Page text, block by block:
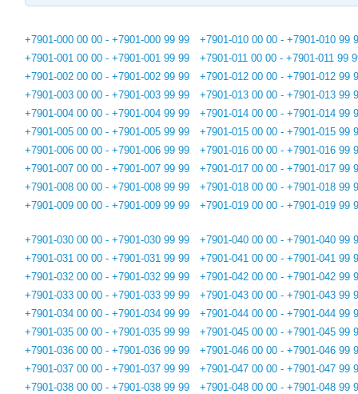
+7901-000 00 00 - +7901-000 99 99
+7901-001 00 00 - +7901-001 99 99
+7901-002 00 00 - +7901-002 99 99
+7901-003 00 00 - +7901-003 99 99
+7901-004 00 00 - +7901-004 99 99
+7901-005 00 00 - +7901-005 99 99
+7901-006 00 00 - +7901-006 99 99
+7901-007 00 00 - +7901-007 99 99
+7901-008 00 00 - +7901-008 99 99
+7901-009 00 00 - +7901-009 99 99
+7901-010 00 00 - +7901-010 99
+7901-011 00 00 - +7901-011 99
+7901-012 00 00 - +7901-012 99
+7901-013 00 00 - +7901-013 99
+7901-014 00 00 - +7901-014 99
+7901-015 00 00 - +7901-015 99
+7901-016 00 00 - +7901-016 99
+7901-017 00 00 - +7901-017 99
+7901-018 00 00 - +7901-018 99
+7901-019 00 00 - +7901-019 99
+7901-030 00 00 - +7901-030 99 99
+7901-031 00 00 - +7901-031 99 99
+7901-032 00 00 - +7901-032 99 99
+7901-033 00 00 - +7901-033 99 99
+7901-034 00 00 - +7901-034 99 99
+7901-035 00 00 - +7901-035 99 99
+7901-036 00 00 - +7901-036 99 99
+7901-037 00 00 - +7901-037 99 99
+7901-038 00 00 - +7901-038 99 99
+7901-040 00 00 - +7901-040 99
+7901-041 00 00 - +7901-041 99
+7901-042 00 00 - +7901-042 99
+7901-043 00 00 - +7901-043 99
+7901-044 00 00 - +7901-044 99
+7901-045 00 00 - +7901-045 99
+7901-046 00 00 - +7901-046 99
+7901-047 00 00 - +7901-047 99
+7901-048 00 00 - +7901-048 99